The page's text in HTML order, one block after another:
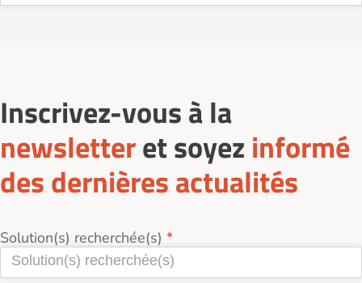
Inscrivez-vous à la
newsletteret soyez informé
des dernières actualités
Solution(s) recherchée(s)